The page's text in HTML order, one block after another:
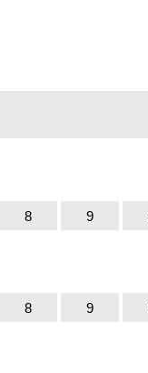
8 9
8 9